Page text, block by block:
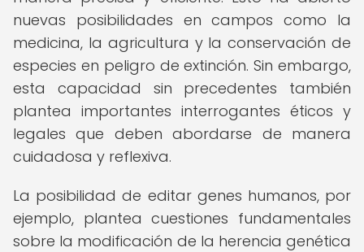
nuevas posibilidades en campos como la
medicina, la agricultura y la conservación de
especies en peligro de extinción. Sin embargo,
esta capacidad sin precedentes también
plantea importantes interrogantes éticos y
legales que deben abordarse de manera
cuidadosa y reflexiva.
La posibilidad de editar genes humanos, por
ejemplo, plantea cuestiones fundamentales
sobre la modificación de la herencia genética